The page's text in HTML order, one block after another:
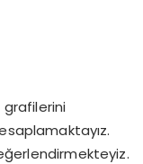
grafilerini